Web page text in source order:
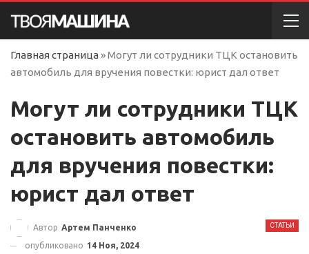
Главная страница »Могут ли сотрудники ТЦК остановить
автомобиль для вручения повестки: юрист дал ответ
Могут ли сотрудники ТЦК
остановить автомобиль
для вручения повестки:
юрист дал ответ
СТАТЬИ
Автор Артем Панченко
опубликовано 14 Ноя, 2024